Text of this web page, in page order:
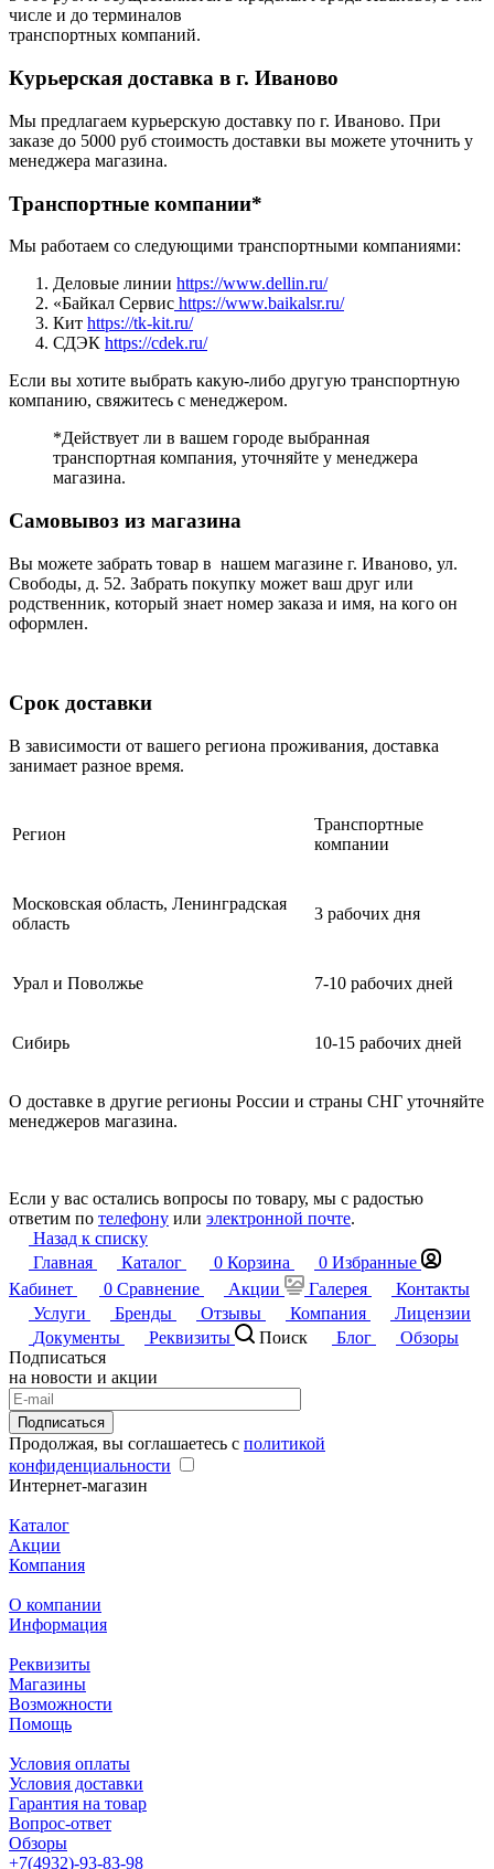
числе и до терминалов
транспортных компаний.
Курьерская доставка в г. Иваново
Мы предлагаем курьерскую доставку по г. Иваново. При
заказе до 5000 руб стоимость доставки вы можете уточнить у
менеджера магазина.
Транспортные компании*
Мы работаем со следующими транспортными компаниями:
Деловые линии https://www.dellin.ru/
«Байкал Сервис https://www.baikalsr.ru/
Кит https://tk-kit.ru/
СДЭК https://cdek.ru/
Если вы хотите выбрать какую-либо другую транспортную
компанию, свяжитесь с менеджером.
*Действует ли в вашем городе выбранная
транспортная компания, уточняйте у менеджера
магазина.
Самовывоз из магазина
Вы можете забрать товар в нашем магазине г. Иваново, ул.
Свободы, д. 52. Забрать покупку может ваш друг или
родственник, который знает номер заказа и имя, на кого он
оформлен.
Срок доставки
В зависимости от вашего региона проживания, доставка
занимает разное время.
Регион
Транспортные
компании
Московская область, Ленинградская
область
3 рабочих дня
Урал и Поволжье 7-10 рабочих дней
Сибирь 10-15 рабочих дней
О доставке в другие регионы России и страны СНГ уточняйте
менеджеров магазина.
Если у вас остались вопросы по товару, мы с радостью
ответим по телефону или электронной почте.
Назад к списку
Главная
Каталог 0 Корзина 0 Избранные
Кабинет
0 Сравнение Акции Галерея
Контакты
Услуги
Бренды Отзывы Компания
Лицензии
Документы
Реквизиты Поиск Блог
Обзоры
Подписаться
на новости и акции
Подписаться
Продолжая, вы соглашаетесь с политикой
конфиденциальности
Интернет-магазин
Каталог
Акции
Компания
О компании
Информация
Реквизиты
Магазины
Возможности
Помощь
Условия оплаты
Условия доставки
Гарантия на товар
Вопрос-ответ
Обзоры
+7(4932)-93-83-98